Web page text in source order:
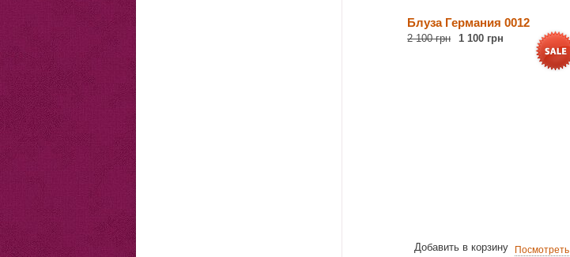
Блуза Германия 0012
2 100 грн 1 100 грн
Добавить в корзину Посмотреть